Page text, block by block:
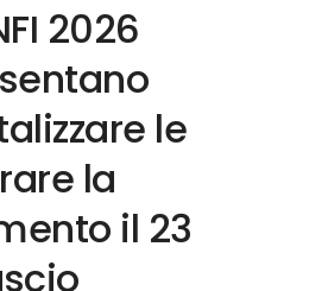
2026
le
la
il 23